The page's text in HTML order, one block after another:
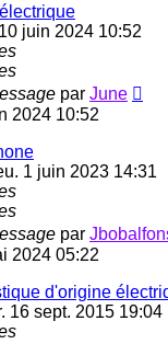
juin 2024 10:52
par June
2024 10:52
1 juin 2023 14:31
par
2024 05:22
d'origine
16 sept. 2015 19:04